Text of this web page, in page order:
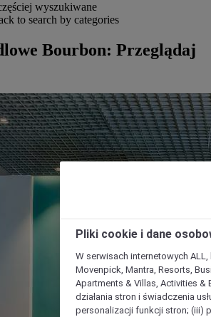
wyszukiwane
to search by categories
Bourbon: Przeglądaj
Pliki cookie i dane
W serwisach internetowych
Movenpick, Mantra, Resorts,
Apartments & Villas, Activities &
działania stron i świadczenia
personalizacji funkcji stron; (iii)